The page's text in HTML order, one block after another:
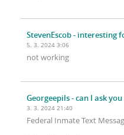
StevenEscob- interesting
5. 3. 2024 3:06
not working
Georgeepils- can I ask
3. 3. 2024 21:40
Federal Inmate Text